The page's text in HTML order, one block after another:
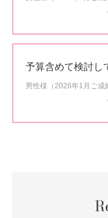
予算含めて検討し
男性様（2026年1月ご成